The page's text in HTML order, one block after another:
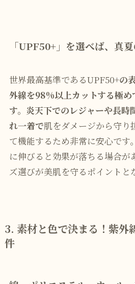
「UPF50+」を選べば、真
世界最高基準であるUPF50+の
外線を98%以上カットする極め
す。炎天下でのレジャーや長時
れ一着で肌をダメージから守り
て機能するため非常に安心です
に伸びると効果が落ちる場合が
ズ選びが美肌を守るポイントと
3. 素材と色で決まる！紫外
件